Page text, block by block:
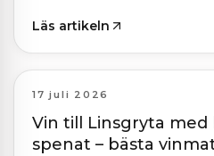
Läs artikeln
17 juli 2026
Vin till Linsgryta med
spenat – bästa